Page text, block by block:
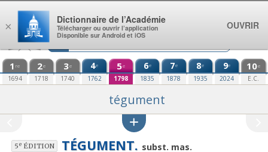
Aller au contenu
1 re
1694
2e
1718
3e
1740
4e
1762
5e
1798
6e
1835
7e
1878
8e
1935
9e
2024
10e
E.C.
tégument
5eÉDITION TÉGUMENT. subst. mas.
×
Dictionnaire de l’Académie
Télécharger ou ouvrir l’application
Disponible sur Android et iOS
OUVRIR